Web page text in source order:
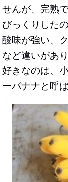
せんが、完熟
びっくりした
酸味が強い、
など違いがあり
好きなのは、
ーバナナと呼